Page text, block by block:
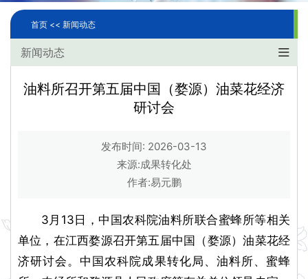
科学研究
人才队伍
首页 << 新闻动态
新闻动态
油料所召开第五届中国（婺源）油菜花经济
研讨会
发布时间: 2026-03-13
来源:成果转化处
作者:易元鹏
3月13日，中国农科院油料所联合蜜蜂所等相关
单位，在江西婺源召开第五届中国（婺源）油菜花经
济研讨会。中国农科院成果转化局、油料所、蜜蜂